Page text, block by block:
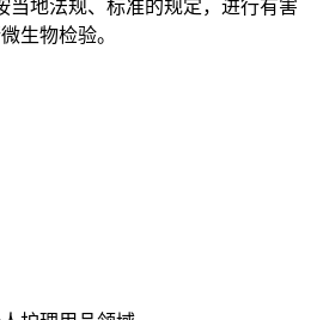
当地法规、标准的规定，进行有害
生物检验。